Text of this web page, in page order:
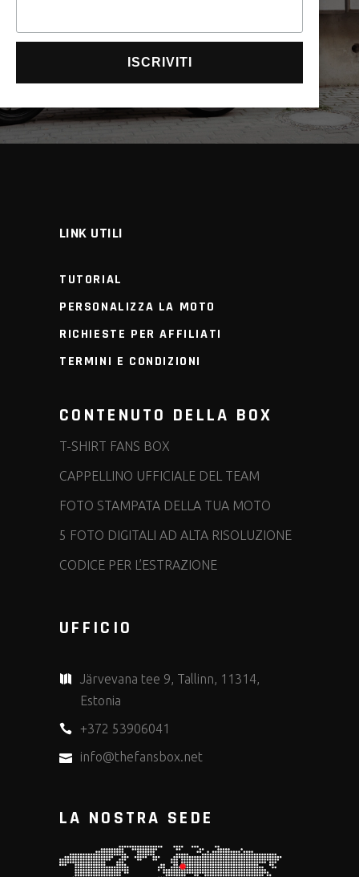
LINK UTILI
TUTORIAL
PERSONALIZZA LA MOTO
RICHIESTE PER AFFILIATI
TERMINI E CONDIZIONI
CONTENUTO DELLA BOX
T-SHIRT FANS BOX
CAPPELLINO UFFICIALE DEL TEAM
FOTO STAMPATA DELLA TUA MOTO
5 FOTO DIGITALI AD ALTA RISOLUZIONE
CODICE PER L’ESTRAZIONE
UFFICIO
Järvevana tee 9, Tallinn, 11314,
Estonia
+372 53906041
info@thefansbox.net
LA NOSTRA SEDE